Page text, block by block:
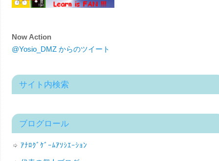
Now Action
@Yosio_DMZ からのツイート
サイト内検索
ブログロール
ｱﾅﾛｸﾞｹﾞｰﾑｱｿｼｴｰｼｮﾝ